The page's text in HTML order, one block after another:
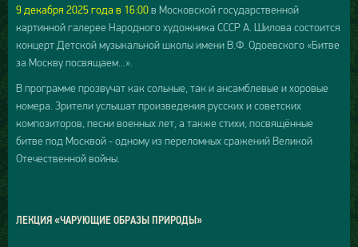
9 декабря 2025 года в 16:00в Московской государственной
картинной галерее Народного художника СССР А. Шилова состоится
концерт Детской музыкальной школы имени В.Ф. Одоевского «Битве
за Москву посвящаем...».
В программе прозвучат как сольные, так и ансамблевые и хоровые
номера. Зрители услышат произведения русских и советских
композиторов, песни военных лет, а также стихи, посвящённые
битве под Москвой - одному из переломных сражений Великой
Отечественной войны.
ЛЕКЦИЯ «ЧАРУЮЩИЕ ОБРАЗЫ ПРИРОДЫ»